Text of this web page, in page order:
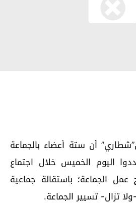
أن ستة أعضاء بالجماعة
اليوم الخميس خلال اجتماع
عمل الجماعة؛ باستقالة جماعية
تزال- تسيير الجماعة.